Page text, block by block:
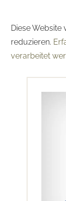
Diese
reduzieren.
verarbeitet